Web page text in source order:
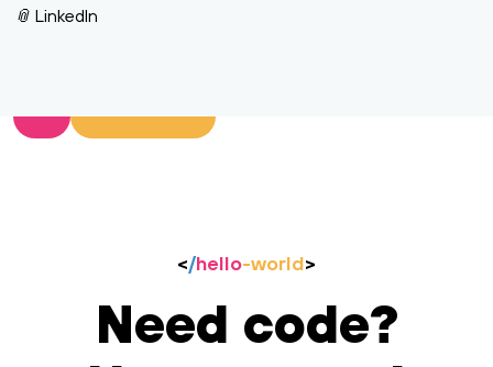
📎 LinkedIn
</hello-world>
Need code?